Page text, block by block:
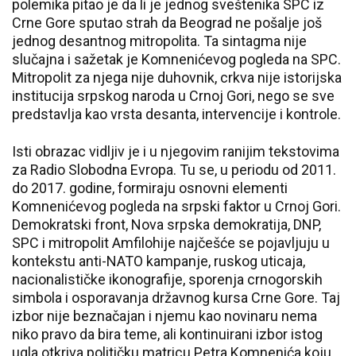
polemika pitao je da li je jednog sveštenika SPC iz
Crne Gore sputao strah da Beograd ne pošalje još
jednog desantnog mitropolita. Ta sintagma nije
slučajna i sažetak je Komnenićevog pogleda na SPC.
Mitropolit za njega nije duhovnik, crkva nije istorijska
institucija srpskog naroda u Crnoj Gori, nego se sve
predstavlja kao vrsta desanta, intervencije i kontrole.
Isti obrazac vidljiv je i u njegovim ranijim tekstovima
za Radio Slobodna Evropa. Tu se, u periodu od 2011.
do 2017. godine, formiraju osnovni elementi
Komnenićevog pogleda na srpski faktor u Crnoj Gori.
Demokratski front, Nova srpska demokratija, DNP,
SPC i mitropolit Amfilohije najčešće se pojavljuju u
kontekstu anti-NATO kampanje, ruskog uticaja,
nacionalističke ikonografije, sporenja crnogorskih
simbola i osporavanja državnog kursa Crne Gore. Taj
izbor nije beznačajan i njemu kao novinaru nema
niko pravo da bira teme, ali kontinuirani izbor istog
ugla otkriva političku matricu Petra Komnenića koju